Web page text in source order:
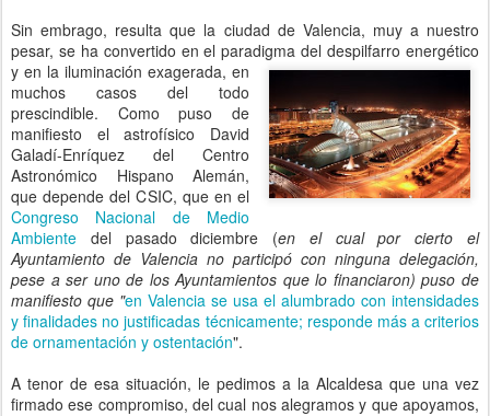
Sin embrago, resulta que la ciudad de Valencia, muy a nuestro
pesar, se ha convertido en el paradigma del despilfarro energético
y en la iluminación exagerada, en
muchos casos del todo
prescindible. Como puso de
manifiesto el astrofísico David
Galadí-Enríquez del Centro
Astronómico Hispano Alemán,
que depende del CSIC, que en el
Congreso Nacional de Medio
Ambiente del pasado diciembre (en el cual por cierto el
Ayuntamiento de Valencia no participó con ninguna delegación,
pese a ser uno de los Ayuntamientos que lo financiaron) puso de
manifiesto que "en Valencia se usa el alumbrado con intensidades
y finalidades no justificadas técnicamente; responde más a criterios
de ornamentación y ostentación".
A tenor de esa situación, le pedimos a la Alcaldesa que una vez
firmado ese compromiso, del cual nos alegramos y que apoyamos,